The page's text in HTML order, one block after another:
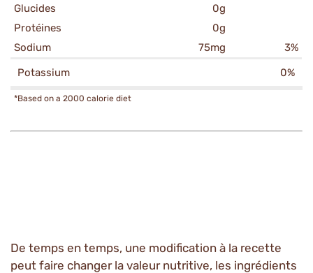
Glucides
0g
Protéines
0g
Sodium
75mg
3%
Potassium
0%
*Based on a 2000 calorie diet
De temps en temps, une modification à la recette
peut faire changer la valeur nutritive, les ingrédients